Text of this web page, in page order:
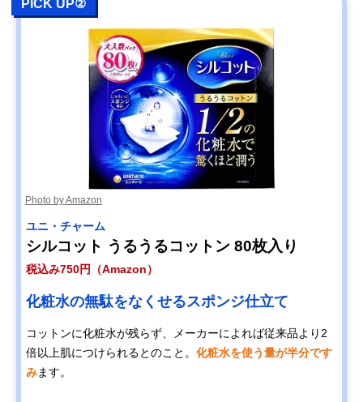
PICK UP②
Photo by Amazon
ユニ・チャーム
シルコット うるうるコットン 80枚入り
税込み750円（Amazon）
化粧水の無駄をなくせるスポンジ仕立て
コットンに化粧水が残らず、メーカーによれば従来品より2
倍以上肌につけられるとのこと。 化粧水を使う量が半分です
みます。